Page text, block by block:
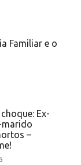
Familiar e o
Ex-
marido
–